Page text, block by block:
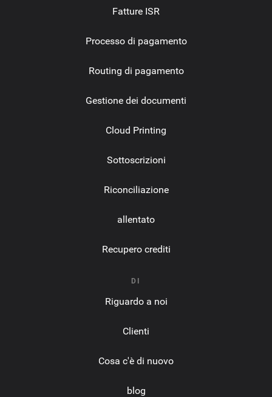
Fatture ISR
Processo di pagamento
Routing di pagamento
Gestione dei documenti
Cloud Printing
Sottoscrizioni
Riconciliazione
allentato
Recupero crediti
DI
Riguardo a noi
Clienti
Cosa c'è di nuovo
blog